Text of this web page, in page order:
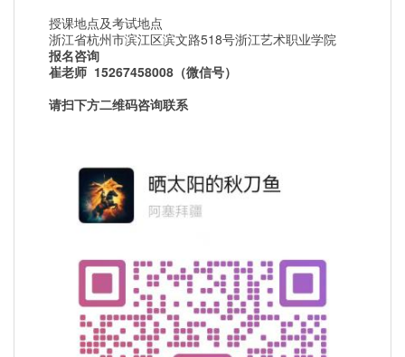
授课地点及考试地点
浙江省杭州市滨江区滨文路518号浙江艺术职业学院
报名咨询
崔老师 15267458008（微信号）
请扫下方二维码咨询联系